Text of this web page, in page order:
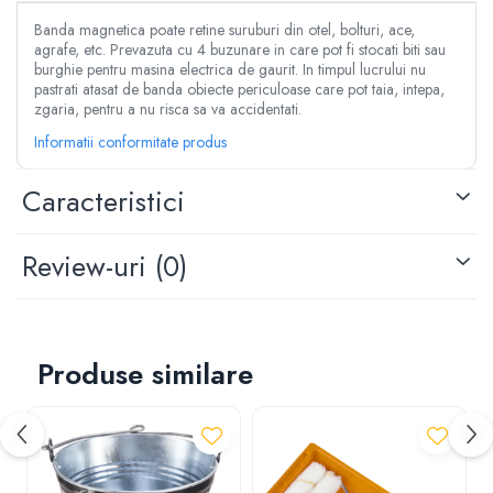
Razatoare fructe & legume
Tocatoare furaje & siscornite
Motocoase
Motocoase 2 timpi
Motocoase 4 timpi
Accesorii si piese motocoase si trimmere
Tractoare si minitractoare
Accesorii pentru minitractoare
Pompe submersibile apa murdara
Pompe suprafata
Motopompe
Furtun gradina
Lampi de instalator
Pistoale electrice pentru lipit
Aparate de taiere cu plasma
Scule si unelte pneumatice
Compresoare aer
Pistoale umflat pneumatice
Pistoale cu manometru
Unelte si scule de mana
Surubelnite
Ciocane si baroase
Pensule
Articole dezapezire
Aeroterme gaz
Freze de zapada
Incalzitoare radiante/panouri
radiante
Maturi rotative
Plase geotextil
Prelate
Vase de toaleta
Banda magnetica poate retine suruburi din otel, bolturi, ace,
agrafe, etc. Prevazuta cu 4 buzunare in care pot fi stocati biti sau
burghie pentru masina electrica de gaurit. In timpul lucrului nu
pastrati atasat de banda obiecte periculoase care pot taia, intepa,
zgaria, pentru a nu risca sa va accidentati.
Informatii conformitate produs
Caracteristici
Review-uri (0)
Produse similare